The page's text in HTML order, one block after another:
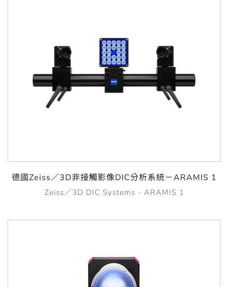
德國Zeiss／3D非接觸影像DIC分析系統－ARAMIS 1
Zeiss／3D DIC Systems - ARAMIS 1